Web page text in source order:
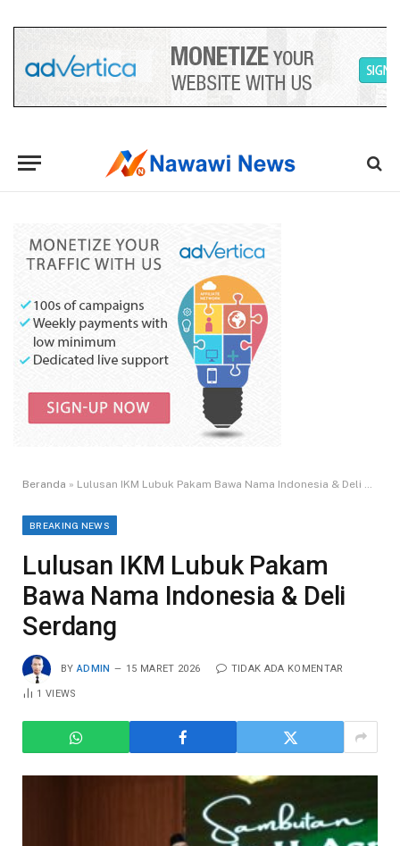
Beranda » Lulusan IKM Lubuk Pakam Bawa Nama Indonesia & Deli Serdang
BREAKING NEWS
Lulusan IKM Lubuk Pakam
Bawa Nama Indonesia & Deli
Serdang
BY ADMIN 15 MARET 2026 TIDAK ADA KOMENTAR
1VIEWS